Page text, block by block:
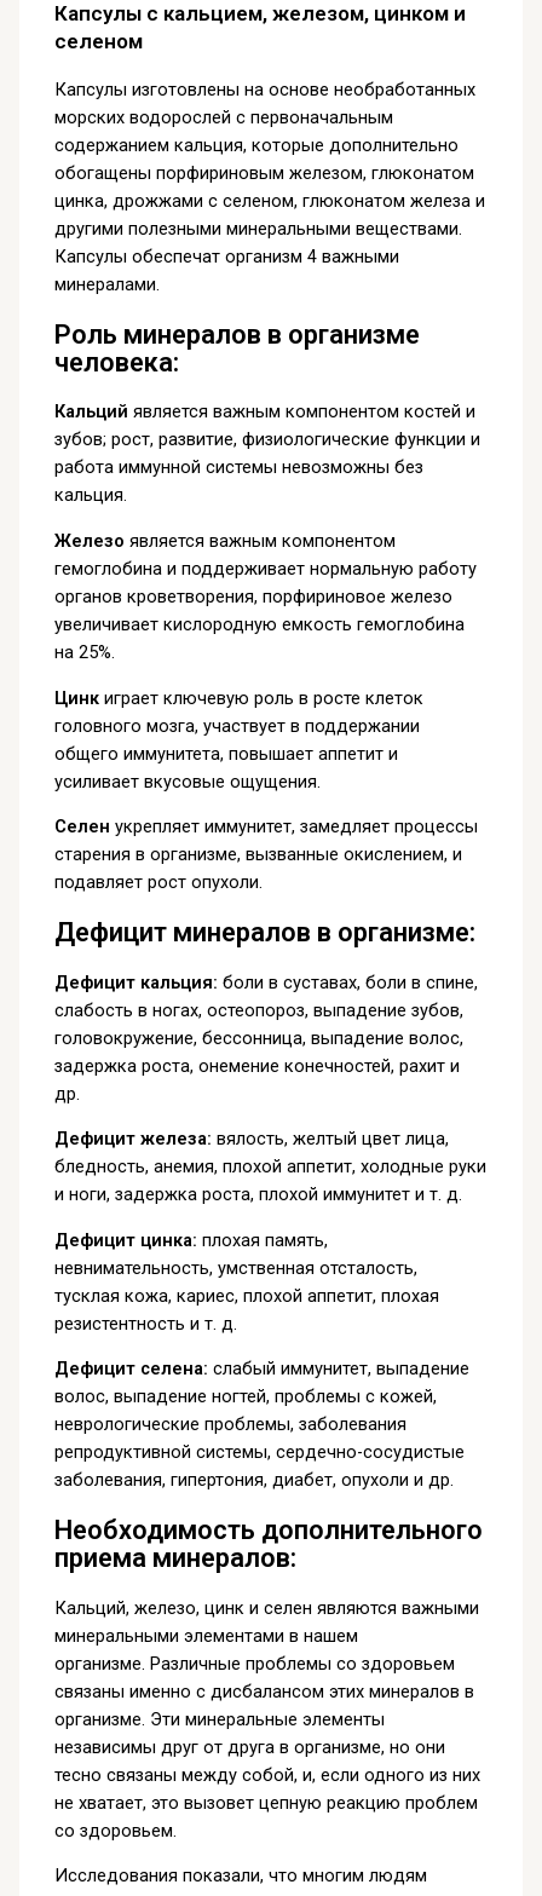
Капсулы с кальцием, железом, цинком и
селеном
Капсулы изготовлены на основе необработанных
морских водорослей с первоначальным
содержанием кальция, которые дополнительно
обогащены порфириновым железом, глюконатом
цинка, дрожжами с селеном, глюконатом железа и
другими полезными минеральными веществами.
Капсулы обеспечат организм 4 важными
минералами.
Роль минералов в организме
человека:
Кальций является важным компонентом костей и
зубов; рост, развитие, физиологические функции и
работа иммунной системы невозможны без
кальция.
Железо является важным компонентом
гемоглобина и поддерживает нормальную работу
органов кроветворения, порфириновое железо
увеличивает кислородную емкость гемоглобина
на 25%.
Цинк играет ключевую роль в росте клеток
головного мозга, участвует в поддержании
общего иммунитета, повышает аппетит и
усиливает вкусовые ощущения.
Селен укрепляет иммунитет, замедляет процессы
старения в организме, вызванные окислением, и
подавляет рост опухоли.
Дефицит минералов в организме:
Дефицит кальция: боли в суставах, боли в спине,
слабость в ногах, остеопороз, выпадение зубов,
головокружение, бессонница, выпадение волос,
задержка роста, онемение конечностей, рахит и
др.
Дефицит железа: вялость, желтый цвет лица,
бледность, анемия, плохой аппетит, холодные руки
и ноги, задержка роста, плохой иммунитет и т. д.
Дефицит цинка: плохая память,
невнимательность, умственная отсталость,
тусклая кожа, кариес, плохой аппетит, плохая
резистентность и т. д.
Дефицит селена: слабый иммунитет, выпадение
волос, выпадение ногтей, проблемы с кожей,
неврологические проблемы, заболевания
репродуктивной системы, сердечно-сосудистые
заболевания, гипертония, диабет, опухоли и др.
Необходимость дополнительного
приема минералов:
Кальций, железо, цинк и селен являются важными
минеральными элементами в нашем
организме. Различные проблемы со здоровьем
связаны именно с дисбалансом этих минералов в
организме. Эти минеральные элементы
независимы друг от друга в организме, но они
тесно связаны между собой, и, если одного из них
не хватает, это вызовет цепную реакцию проблем
со здоровьем.
Исследования показали, что многим людям